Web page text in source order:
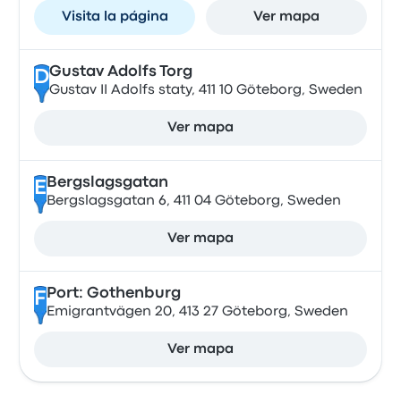
Visita la página Ver mapa
DGustav Adolfs Torg
Gustav II Adolfs staty, 411 10 Göteborg, Sweden
Ver mapa
E Bergslagsgatan
Bergslagsgatan 6, 411 04 Göteborg, Sweden
Ver mapa
F Port: Gothenburg
Emigrantvägen 20, 413 27 Göteborg, Sweden
Ver mapa